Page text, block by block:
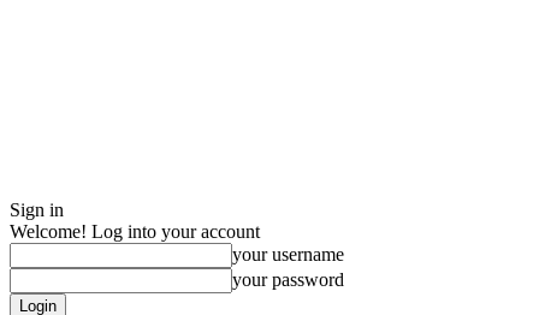
Sign in
Welcome! Log into your account
your username
your password